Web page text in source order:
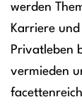
werden
Karriere
Privatleben
vermieden